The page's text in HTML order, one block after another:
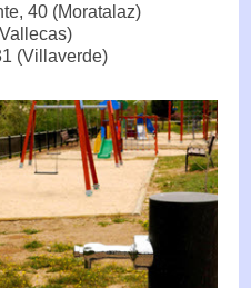
40 (Moratalaz)
(Villaverde)